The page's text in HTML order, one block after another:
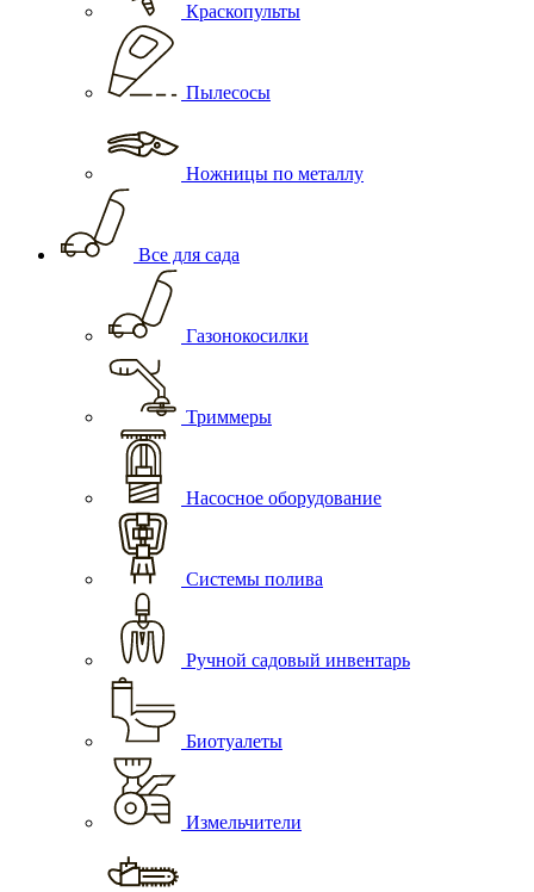
Краскопульты
Пылесосы
Ножницы по металлу
Все для сада
Газонокосилки
Триммеры
Насосное оборудование
Системы полива
Ручной садовый инвентарь
Биотуалеты
Измельчители